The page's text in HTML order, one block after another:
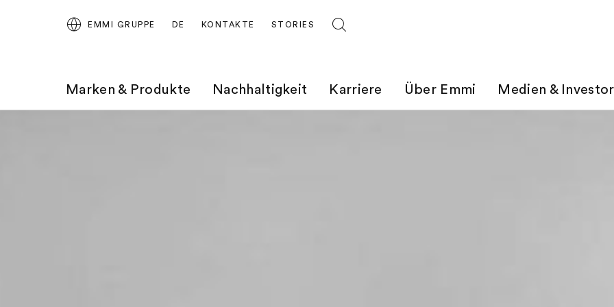
Marken & Produkte Nachhaltigkeit Karriere Über Emmi Medien &
EMMI GRUPPE DE KONTAKTE STORIES